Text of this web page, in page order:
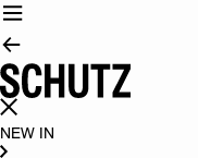
NEW IN